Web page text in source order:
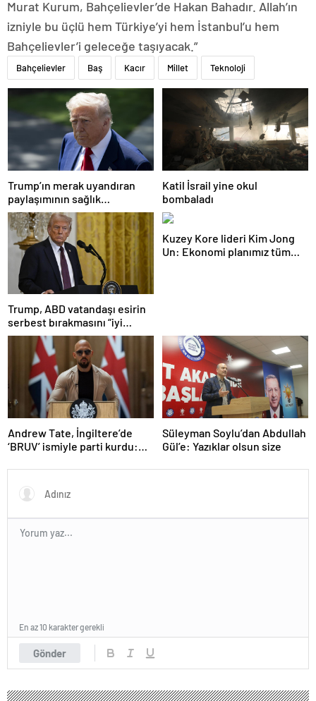
Murat Kurum, Bahçelievler’de Hakan Bahadır. Allah’ın
izniyle bu üçlü hem Türkiye’yi hem İstanbul’u hem
Bahçelievler’i geleceğe taşıyacak.”
Bahçelievler Baş Kacır Millet Teknoloji
Trump’ın merak uyandıran
paylaşımının sağlık
sistemiyle ilgili kararname
olduğu anlaşıldı
Katil İsrail yine okul
bombaladı
Trump, ABD vatandaşı esirin
serbest bırakmasını “iyi
niyetle atılmış bir adım”
olarak değerlendirdi
Kuzey Kore lideri Kim Jong
Un: Ekonomi planımız tüm
Andrew Tate, İngiltere’de
‘BRUV’ ismiyle parti kurdu:
propagandasını
yasaklayacağız’
Süleyman Soylu’dan Abdullah
Gül’e: Yazıklar olsun size
Gönder
En az 10 karakter gerekli